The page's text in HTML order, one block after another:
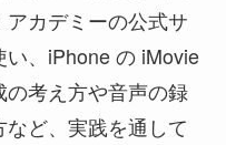
カデミーの公式サ
、iPhone の iMovie
考え方や音声の録
ど、実践を通して